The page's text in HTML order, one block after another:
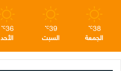
38
℃
الجمعة
39
℃
السبت
36
℃
الأحد